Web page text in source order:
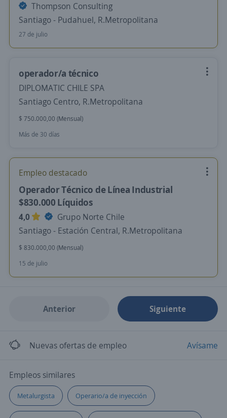
Thompson Consulting
Santiago - Pudahuel, R.Metropolitana
27 de julio
operador/a técnico
DIPLOMATIC CHILE SPA
Santiago Centro, R.Metropolitana
$ 750.000,00 (Mensual)
Más de 30 días
Empleo destacado
Operador Técnico de Línea Industrial
$830.000 Líquidos
4,0
Grupo Norte Chile
Santiago - Estación Central, R.Metropolitana
$ 830.000,00 (Mensual)
15 de julio
Anterior Siguiente
Nuevas ofertas de empleo Avísame
Empleos similares
Metalurgista Operario/a de inyección